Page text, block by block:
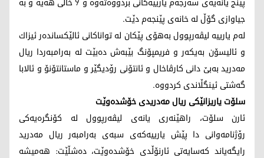
جیاوازی گۆڵ له‌ خانه‌ی پێنجه‌م دێت.
له‌م یارییه‌ لیڤه‌رپوول به‌هۆی پێكان له‌ تواناكانی ئالێكسانده‌ر ئیزاك
و ئالیسۆن به‌یكه‌ر و فریمپۆنگ بێبه‌ش ده‌بێت له‌ به‌رامبه‌ردا ریال
مه‌درید به‌بێ دانی كارڤاخال و ئانتۆنی رۆدیگێر و ماستانتۆنۆ و ئالابا
گه‌شتی ئینگڵاندی كردووه‌.
سلۆت یاریزانێكی ریال مەدریدی خۆشدەوێت
ئارن سلۆت، راهێنەری یانەی لیڤەرپوول لە كۆنگرەیەكی
رۆژنامەوانی دا پێش یارییەكەی سبەی بەرامبەر ریال مەدرید
رایگەیاند كەسایەتی ئارنۆڵدی خۆشدەوێت، دەشڵێت: هه‌میشه‌